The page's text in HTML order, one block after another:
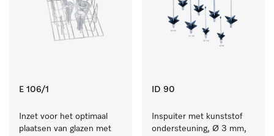
E 106/1
Inzet voor het optimaal
plaatsen van glazen met
ID 90
Inspuiter met kunststof
ondersteuning, Ø 3 mm,